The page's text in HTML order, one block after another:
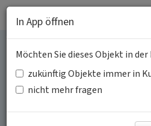
Großanlagen
Radarortung
In App öffnen
Möchten Sie dieses Objekt in
zukünftig Objekte immer in
nicht mehr fragen